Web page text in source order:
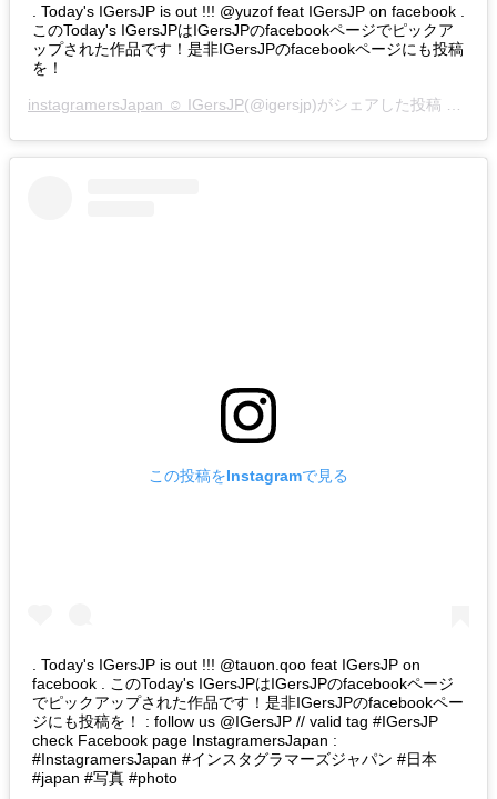
. Today's IGersJP is out !!! @yuzof feat IGersJP on facebook .
このToday's IGersJPはIGersJPのfacebookページでピックア
ップされた作品です！是非IGersJPのfacebookページにも投稿
を！
instagramersJapan ☺︎ IGersJP(@igersjp)がシェアした投稿 –
この投稿をInstagramで見る
. Today's IGersJP is out !!! @tauon.qoo feat IGersJP on
facebook . このToday's IGersJPはIGersJPのfacebookページ
でピックアップされた作品です！是非IGersJPのfacebookペー
ジにも投稿を！ : follow us @IGersJP // valid tag #IGersJP
check Facebook page InstagramersJapan :
#InstagramersJapan #インスタグラマーズジャパン #日本
#japan #写真 #photo